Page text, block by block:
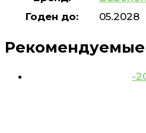
Годен до:
05.2028
Рекомендуемые
-